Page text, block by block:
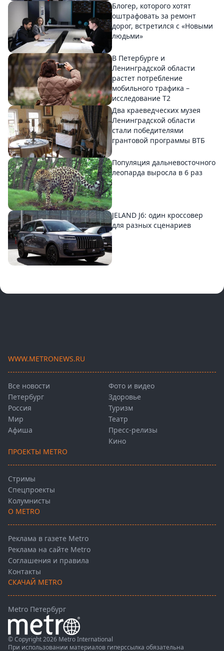
Блогер, которого хотят
оштрафовать за ремонт
дорог, встретился с «Новыми
людьми»
В Петербурге и
Ленинградской области
растет потребление
мобильного трафика –
исследование T2
Два краеведческих музея
Ленинградской области
стали победителями
грантовой программы ВТБ
Популяция дальневосточного
леопарда выросла в 6 раз
JELAND J6: один кроссовер
для разных сценариев
WWW.METRONEWS.RU
Все новости
Петербург
Россия
Мир
Афиша
Фото и видео
Здоровье
Туризм
Театр
Пресс-релизы
Кино
ПРОЕКТЫ METRO
Стримы
Спецпроекты
Колумнисты
О METRO
Реклама в газете Metro
Реклама на сайте Metro
Соглашения и правила
Контакты
СКАЧАЙ METRO
Metro Петербург
© Copyright 2026 Metro International
При использовании материалов гиперссылка обязательна